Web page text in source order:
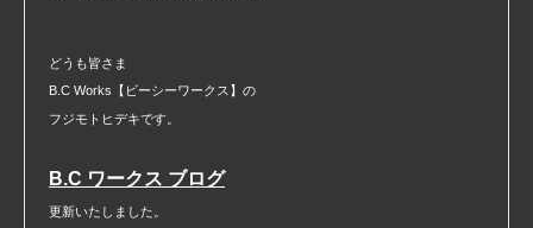
どうも皆さま
B.C Works【ビーシーワークス】の
フジモトヒデキです。
B.C ワークス ブログ
更新いたしました。